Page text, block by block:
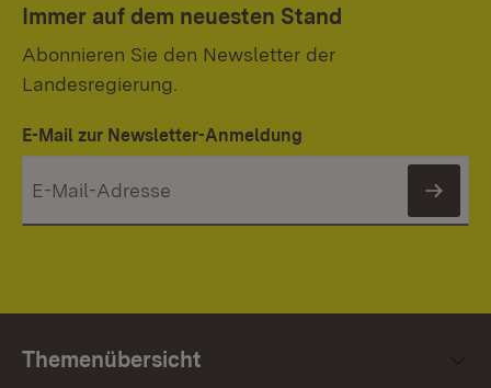
Immer auf dem neuesten Stand
Abonnieren Sie den Newsletter der
Landesregierung.
E-Mail zur Newsletter-Anmeldung
Themenübersicht